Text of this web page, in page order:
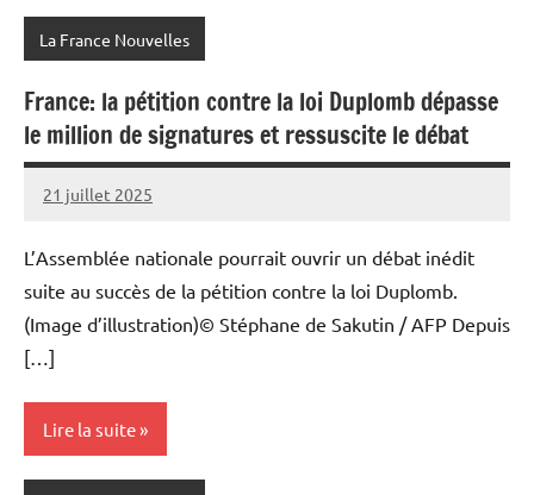
La France Nouvelles
France: la pétition contre la loi Duplomb dépasse
le million de signatures et ressuscite le débat
21 juillet 2025
Admins
L’Assemblée nationale pourrait ouvrir un débat inédit
suite au succès de la pétition contre la loi Duplomb.
(Image d’illustration)© Stéphane de Sakutin / AFP Depuis
[…]
Lire la suite